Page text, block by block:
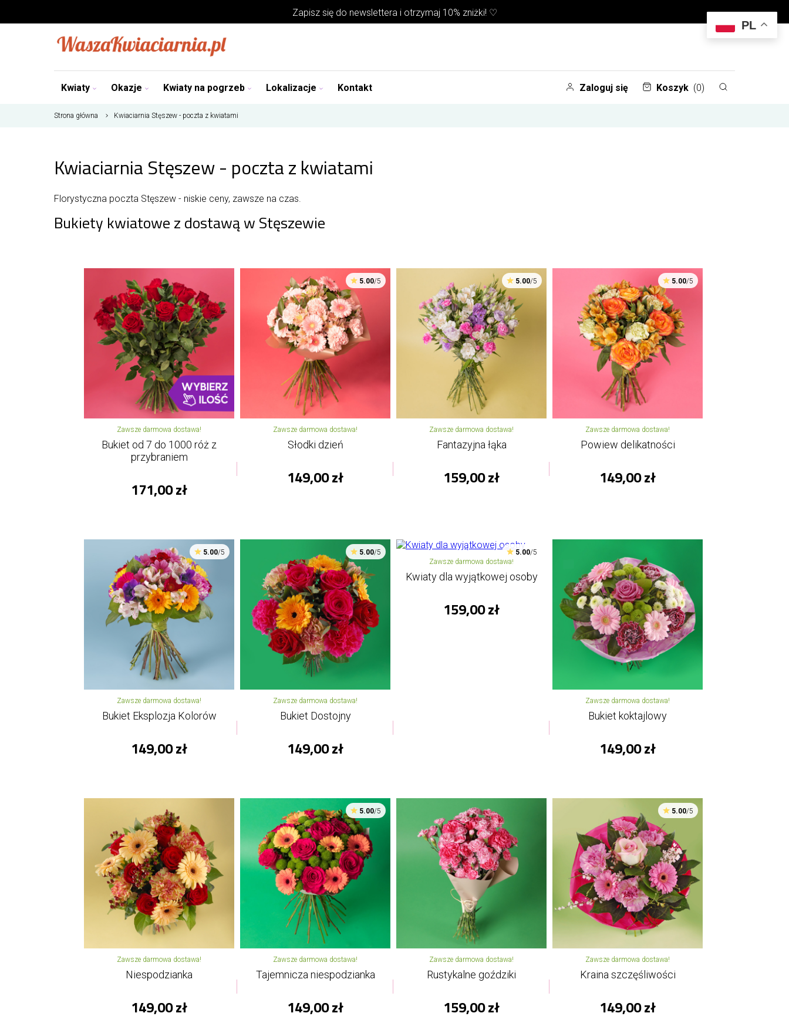
Zapisz się do newsletterai otrzymaj 10% zniżki! ♡
Kwiaty Okazje Kwiaty na pogrzeb Lokalizacje Kontakt Zaloguj się Koszyk (0)
Strona główna Kwiaciarnia Stęszew - poczta z kwiatami
Kwiaciarnia Stęszew - poczta z kwiatami
Florystyczna poczta Stęszew - niskie ceny, zawsze na czas.
Bukiety kwiatowe z dostawą w Stęszewie
Zawsze darmowa dostawa!
Bukiet od 7 do 1000 róż z
przybraniem
171,00 zł
5.00/5
Zawsze darmowa dostawa!
Słodki dzień
149,00 zł
5.00/5
Zawsze darmowa dostawa!
Fantazyjna łąka
159,00 zł
5.00/5
Zawsze darmowa dostawa!
Powiew delikatności
149,00 zł
5.00/5
Zawsze darmowa dostawa!
Bukiet Eksplozja Kolorów
149,00 zł
5.00/5
Zawsze darmowa dostawa!
Bukiet Dostojny
149,00 zł
5.00/5
Zawsze darmowa dostawa!
Kwiaty dla wyjątkowej osoby
159,00 zł
Zawsze darmowa dostawa!
Bukiet koktajlowy
149,00 zł
Zawsze darmowa dostawa!
Niespodzianka
149,00 zł
5.00/5
Zawsze darmowa dostawa!
Tajemnicza niespodzianka
149,00 zł
Zawsze darmowa dostawa!
Rustykalne goździki
159,00 zł
5.00/5
Zawsze darmowa dostawa!
Kraina szczęśliwości
149,00 zł
PL